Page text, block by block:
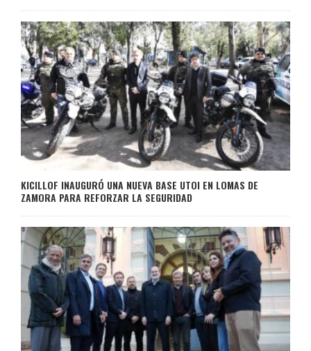
KICILLOF INAUGURÓ UNA NUEVA BASE UTOI EN LOMAS DE
ZAMORA PARA REFORZAR LA SEGURIDAD